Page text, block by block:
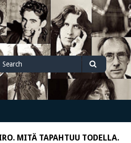
Search
MITÄ TAPAHTUU TODELLA.